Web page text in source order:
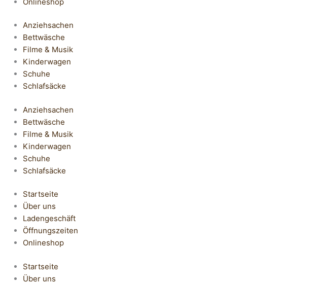
Anziehsachen
Bettwäsche
Filme & Musik
Kinderwagen
Schuhe
Schlafsäcke
Anziehsachen
Bettwäsche
Filme & Musik
Kinderwagen
Schuhe
Schlafsäcke
Startseite
Über uns
Ladengeschäft
Öffnungszeiten
Onlineshop
Startseite
Über uns